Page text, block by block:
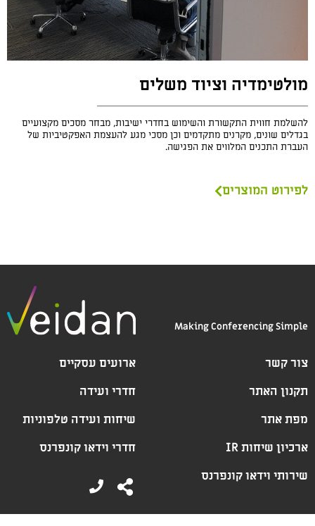
מולטימדיה וציוד משלים
להשלמת חווית התקשורת והשימוש בחדרי ישיבות, מבחר מסכים מקצועיים
בגדלים שונים, מקרנים מתקדמים וכן מסכי מגע להעצמת האפקטיביות של
העברת התכנים המלווים את הפגישה.
לפירוט המוצרים
Making Conferencing Simple
צור קשר
תקנון האתר
מפת אתר
ארכיון שיחות IR
שירותי וידאו קונפרנס
ארועים עסקיים
חדרי ועידה
שיחות ועידה טלפוניות
חדרי וידאו קונפרנס